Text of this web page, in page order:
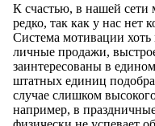
К счастью, в нашей сети
редко, так как у нас нет
Система мотивации хоть
личные продажи,
заинтересованы в
штатных единиц
случае слишком
например, в